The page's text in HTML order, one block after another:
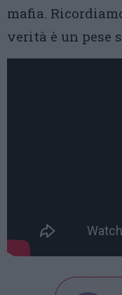
mafia.
verità è un pese